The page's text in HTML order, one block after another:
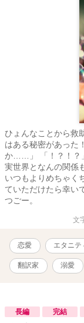
ひょんなことから救
はある秘密があった
か……」 「！？！？
実世界となんの関係
いつもよりめちゃく
ていただけたら幸い
つごー。
文
恋愛 エタニテ
翻訳家 溺愛
長編 完結